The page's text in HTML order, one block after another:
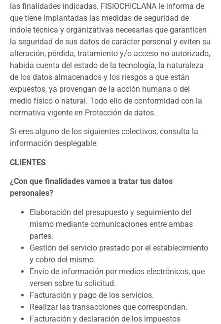
las finalidades indicadas. FISIOCHICLANA le informa de
que tiene implantadas las medidas de seguridad de
índole técnica y organizativas necesarias que garanticen
la seguridad de sus datos de carácter personal y eviten su
alteración, pérdida, tratamiento y/o acceso no autorizado,
habida cuenta del estado de la tecnología, la naturaleza
de los datos almacenados y los riesgos a que están
expuestos, ya provengan de la acción humana o del
medio físico o natural. Todo ello de conformidad con la
normativa vigente en Protección de datos.
Si eres alguno de los siguientes colectivos, consulta la
información desplegable:
CLIENTES
¿Con que finalidades vamos a tratar tus datos
personales?
Elaboración del presupuesto y seguimiento del
mismo mediante comunicaciones entre ambas
partes.
Gestión del servicio prestado por el establecimiento
y cobro del mismo.
Envío de información por medios electrónicos, que
versen sobre tu solicitud.
Facturación y pago de los servicios.
Realizar las transacciones que correspondan.
Facturación y declaración de los impuestos